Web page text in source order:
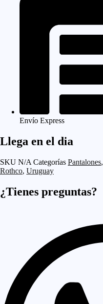
Envío Express
Llega en el dia
SKU N/A Categorías Pantalones,
Rothco, Uruguay
¿Tienes preguntas?